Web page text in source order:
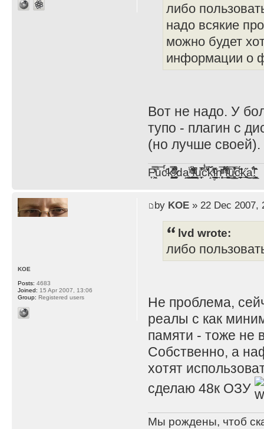
либо
надо всякие
можно будет
информации о
Вот не надо. У
тупо - плагин с
(но лучше своей).
F̞͖̭̿̔ͯu̐̅cͬ̑ͩk̨̤̳͇̮̭̪̠̽̿̓̆ͭͩ ̷̩̰͎̩͓̘̾̀ͬ̊ͭ͛ͅda̝̺͙̬͎̝̾͟ ̰̜̝̯͉̯̖̓̎́ͨ̽ͫ͟f̟͇̭̀ͬͨͭ̐̚u̹̼̹̗̞͑̔͂͐̚cͭ̅̊̆̒̆ǩ̝̩̯́ͥ̔̍̑ḭ͓͍̳̬ͦ̽͂n͍͎͈̈̅ͩͬ ̊ͫ̂̾̑̈́f̲͚͉͓͗̋́ͧͦ̅ȗ͇̲̻͈̲̅̎͗͒ͭ͡c̬̟̠̹̯̈́ͩ͘ͅk̫̠̻̋͜a̲͒̾̇!͙͕̺͉̗̩̲̂̏̄̀
by KOE» 22 Dec 2007,
lvd wrote:
либо
Не проблема,
реалы с как
памяти - тоже не
Собственно, а
хотят
сделаю 48к ОЗУ
Мы рождены, чтоб
KOE
Posts: 4683
Joined: 15 Apr 2007, 13:06
Group: Registered users